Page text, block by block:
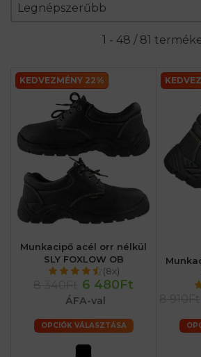
Sort content
Legnépszerűbb
Sort content
1 - 48 / 81
KEDVEZMÉNY 22%
Munkacipő acél orr nélkül
SLY FOXLOW OB
(8x)
6 480Ft
ÁFA-val
OPCIÓK VÁLASZTÁSA